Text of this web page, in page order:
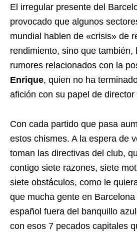
El irregular presente del
provocado que algunos
mundial hablen de «crisis» de
rendimiento, sino que también,
rumores relacionados con la
Enrique, quien no ha
afición con su papel de director
Con cada partido que pasa
estos chismes. A la espera de
toman las directivas del club,
contigo siete razones, siete
siete obstáculos, como le
que mucha gente en
español fuera del banquillo
con esos 7 pecados capitales